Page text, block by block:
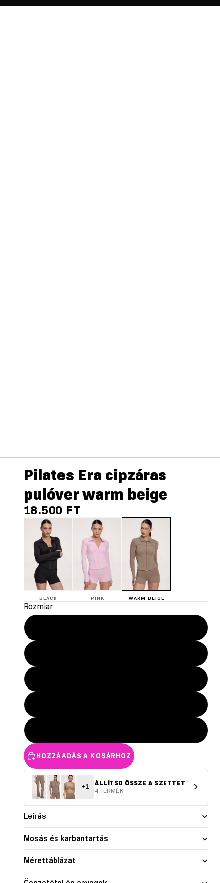
Pilates Era cipzáras
pulóver warm beige
18.500 FT
BLACK PINK WARM BEIGE
Rozmiar
HOZZÁADÁS A KOSÁRHOZ
+1 ÁLLÍTSD ÖSSZE A SZETTET
4 TERMÉK
Leírás
Mosás és karbantartás
Mérettáblázat